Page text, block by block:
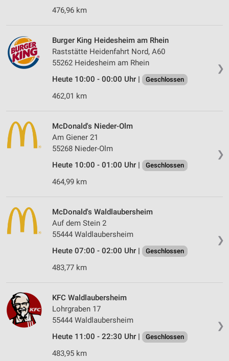
476,96 km
❯
Burger King Heidesheim am Rhein
Raststätte Heidenfahrt Nord, A60
55262 Heidesheim am Rhein
Heute 10:00 - 00:00 Uhr |
Geschlossen
462,01 km
❯
McDonald's Nieder-Olm
Am Giener 21
55268 Nieder-Olm
Heute 10:00 - 01:00 Uhr |
Geschlossen
464,99 km
❯
McDonald's Waldlaubersheim
Auf dem Stein 2
55444 Waldlaubersheim
Heute 07:00 - 02:00 Uhr |
Geschlossen
483,77 km
❯
KFC Waldlaubersheim
Lohrgraben 17
55444 Waldlaubersheim
Heute 11:00 - 22:30 Uhr |
Geschlossen
483,95 km